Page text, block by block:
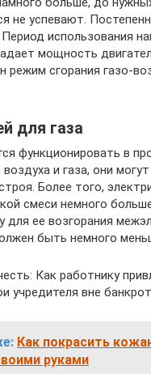
не успевают.
Период использования
мощность
режим сгорания газо-
для газа
функционировать в
и газа, они
Более того,
смеси немного
для ее возгорания
быть немного
Как работнику
учредителя вне
Как покрасить
руками